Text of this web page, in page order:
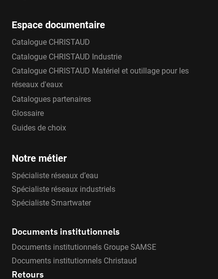
Espace documentaire
Catalogue CHRISTAUD
Catalogue CHRISTAUD Industrie
Catalogue CHRISTAUD Matériel et outillage pour les
réseaux d'eaux
Catalogues partenaires
Glossaire
Guides de choix
Notre métier
Spécialiste réseaux d’eau
Spécialiste réseaux industriels
Spécialiste Smartwater
Documents institutionnels
Documents institutionnels Groupe SAMSE
Documents institutionnels Christaud
Retours